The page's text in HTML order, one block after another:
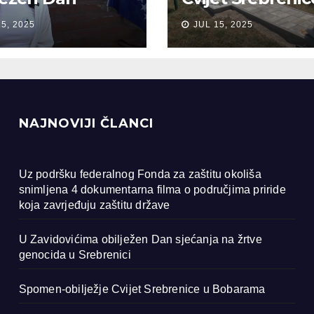
na žrtve
u
2025
Bobarama
JUL 15, 2025
NAJNOVIJI ČLANCI
Uz podršku federalnog Fonda za zaštitu okoliša
snimljena 4 dokumentarna filma o područjima priride
koja zavrjeđuju zaštitu države
U Zavidovićima obilježen Dan sjećanja na žrtve
genocida u Srebrenici
Spomen-obilježje Cvijet Srebrenice u Bobarama